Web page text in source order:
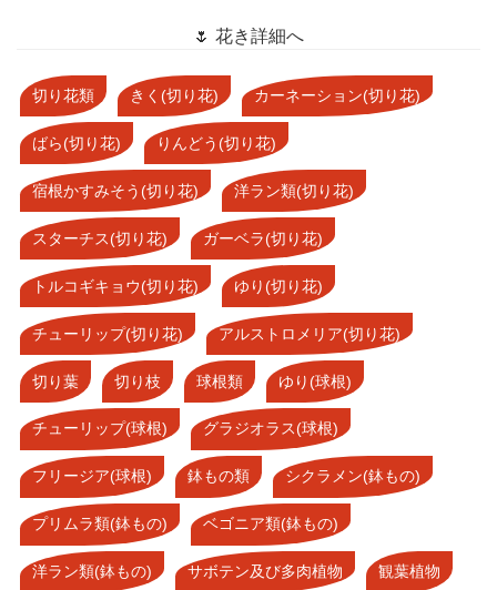
🌷 花き詳細へ
切り花類 きく(切り花) カーネーション(切り花)
ばら(切り花) りんどう(切り花)
宿根かすみそう(切り花) 洋ラン類(切り花)
スターチス(切り花) ガーベラ(切り花)
トルコギキョウ(切り花) ゆり(切り花)
チューリップ(切り花) アルストロメリア(切り花)
切り葉 切り枝 球根類 ゆり(球根)
チューリップ(球根) グラジオラス(球根)
フリージア(球根) 鉢もの類 シクラメン(鉢もの)
プリムラ類(鉢もの) ベゴニア類(鉢もの)
洋ラン類(鉢もの) サボテン及び多肉植物 観葉植物